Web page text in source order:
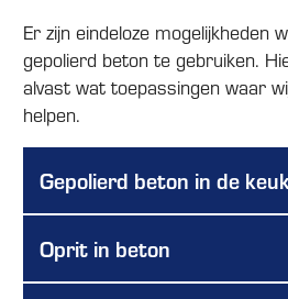
Er zijn eindeloze mogelijkheden
gepolierd beton te gebruiken.
alvast wat toepassingen waar
helpen.
Gepolierd beton in de
Oprit in beton